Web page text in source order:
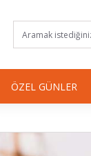
ÖZEL GÜNLER